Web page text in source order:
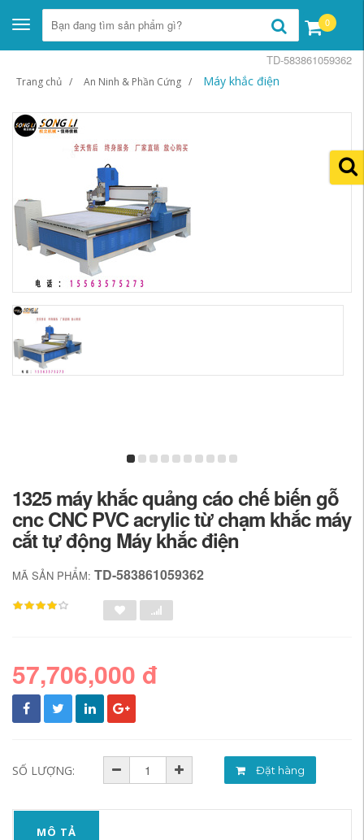
Toggle
navigation
0
Trang chủ An Ninh & Phần Cứng Máy khắc điện
TD-583861059362
1325 máy khắc quảng cáo chế biến gỗ
cnc CNC PVC acrylic từ chạm khắc máy
cắt tự động Máy khắc điện
MÃ SẢN PHẨM: TD-583861059362
57,706,000 đ
SỐ LƯỢNG: Đặt hàng
MÔ TẢ